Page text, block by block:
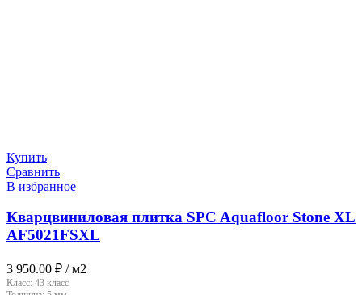
Купить
Сравнить
В избранное
Кварцвиниловая плитка SPC Aquafloor Stone XL
AF5021FSXL
3 950.00 ₽ / м2
Класс: 43 класс